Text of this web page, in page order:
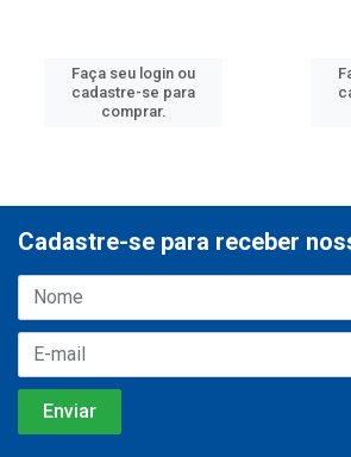
Faça seu login ou
cadastre-se para
comprar.
Cadastre-se para receber